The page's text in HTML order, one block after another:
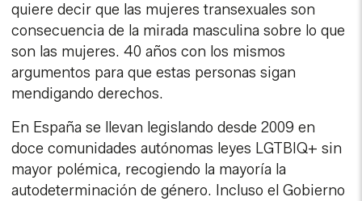
quiere decir que las mujeres transexuales son
consecuencia de la mirada masculina sobre lo que
son las mujeres. 40 años con los mismos
argumentos para que estas personas sigan
mendigando derechos.
En España se llevan legislando desde 2009 en
doce comunidades autónomas leyes LGTBIQ+ sin
mayor polémica, recogiendo la mayoría la
autodeterminación de género. Incluso el Gobierno